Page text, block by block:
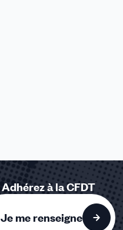
Adhérez à la CFDT
Je me renseigne